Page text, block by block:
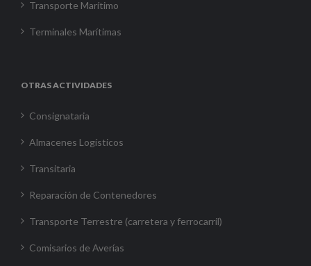
Transporte Marítimo
Terminales Marítimas
OTRAS ACTIVIDADES
Consignataria
Almacenes Logísticos
Transitaria
Reparación de Contenedores
Transporte Terrestre (carretera y ferrocarril)
Comisarios de Averías